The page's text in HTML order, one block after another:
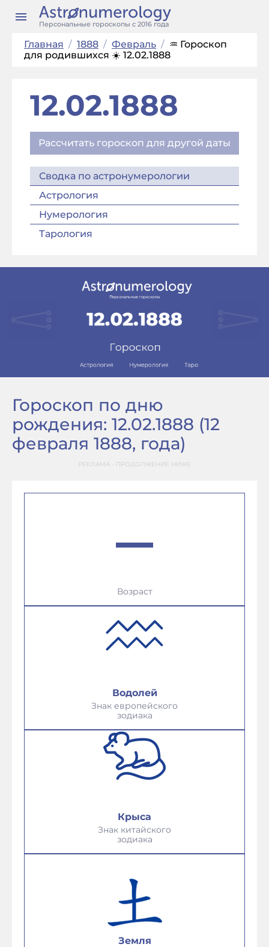
Персональные гороскопы с 2016 года
Главная / 1888 / Февраль / ♒ Гороскоп
для родившихся ☀️ 12.02.1888
12.02.1888
Рассчитать гороскоп для другой даты
Сводка по астронумерологии
Астрология
Нумерология
Тарология
Гороскоп по дню
рождения: 12.02.1888 (12
февраля 1888, года)
РЕКЛАМА - ПРОДОЛЖЕНИЕ НИЖЕ
–
Возраст
Водолей
Знак европейского
зодиака
Крыса
Знак китайского
зодиака
Земля